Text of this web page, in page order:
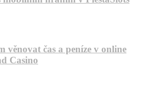
věnovat čas a peníze v online
Casino